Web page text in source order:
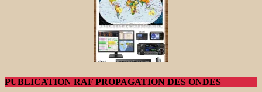
PUBLICATION RAF PROPAGATION DES ONDES